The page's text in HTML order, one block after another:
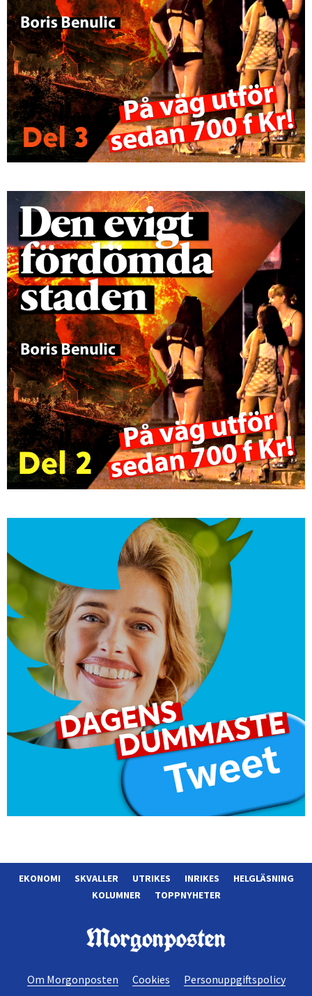
EKONOMI SKVALLER UTRIKES INRIKES
HELGLÄSNING
KOLUMNER
TOPPNYHETER
Om Morgonposten Cookies Personuppgiftspolicy